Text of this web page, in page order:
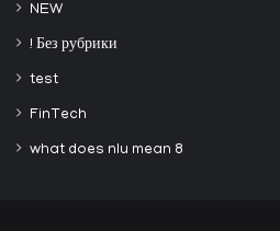
NEW
! Без рубрики
test
FinTech
what does nlu mean 8